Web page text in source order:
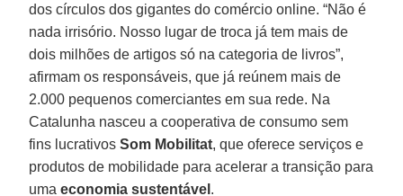
dos círculos dos gigantes do comércio online. “Não é
nada irrisório. Nosso lugar de troca já tem mais de
dois milhões de artigos só na categoria de livros”,
afirmam os responsáveis, que já reúnem mais de
2.000 pequenos comerciantes em sua rede. Na
Catalunha nasceu a cooperativa de consumo sem
fins lucrativosSom Mobilitat, que oferece serviços e
produtos de mobilidade para acelerar a transição para
umaeconomia sustentável .